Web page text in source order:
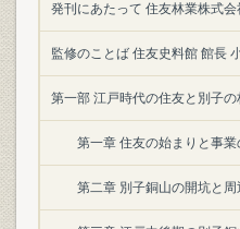
発刊にあたって 住友林業株式会
監修のことば 住友史料館 館長
第一部 江戸時代の住友と別子の
第一章 住友の始まりと事業
第二章 別子銅山の開坑と